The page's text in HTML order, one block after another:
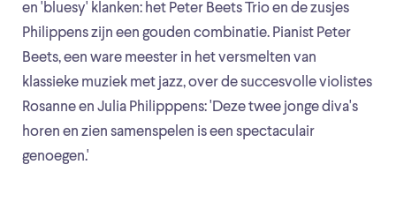
en 'bluesy' klanken: het Peter Beets Trio en de zusjes
Philippens zijn een gouden combinatie. Pianist Peter
Beets, een ware meester in het versmelten van
klassieke muziek met jazz, over de succesvolle violistes
Rosanne en Julia Philipppens: 'Deze twee jonge diva's
horen en zien samenspelen is een spectaculair
genoegen.'